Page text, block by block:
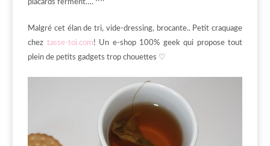
placards ferment…. ^^
Malgré cet élan de tri, vide-dressing, brocante.. Petit craquage
chez tasse-toi.com! Un e-shop 100% geek qui propose tout
plein de petits gadgets trop chouettes ♡